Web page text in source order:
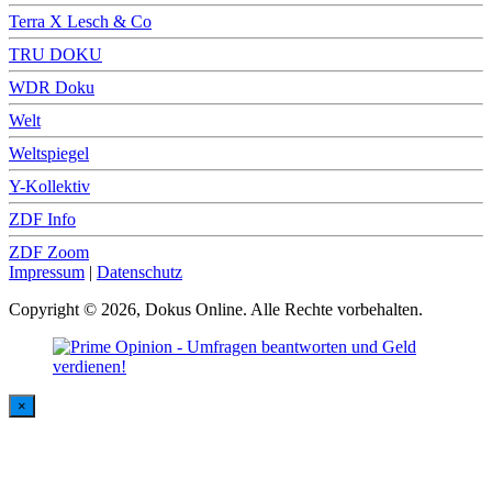
Terra X Lesch & Co
TRU DOKU
WDR Doku
Welt
Weltspiegel
Y-Kollektiv
ZDF Info
ZDF Zoom
Impressum | Datenschutz
Copyright © 2026, Dokus Online. Alle Rechte vorbehalten.
×